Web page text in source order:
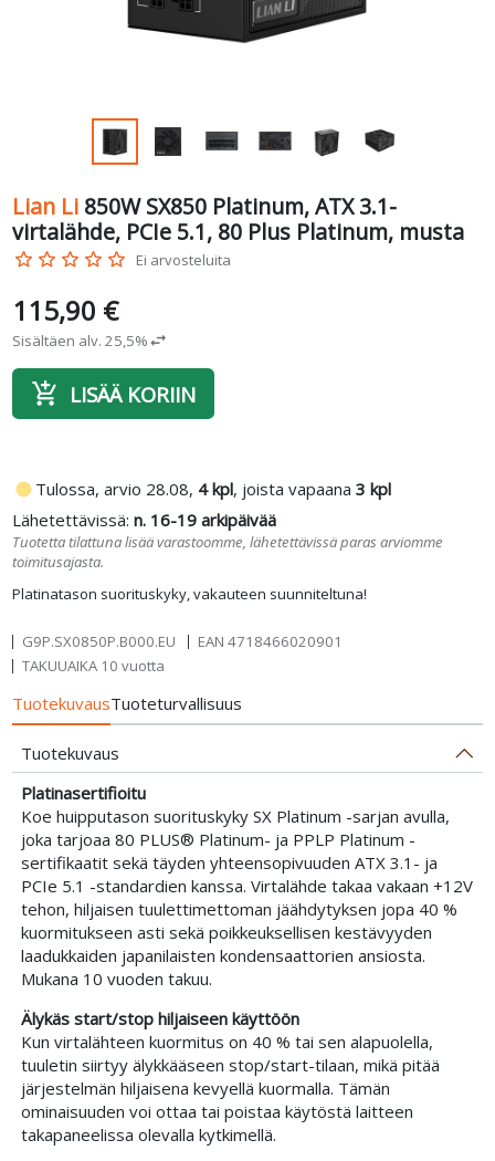
Lian Li 850W SX850 Platinum, ATX 3.1-
virtalähde, PCIe 5.1, 80 Plus Platinum, musta
star_border star_border star_border star_border star_border Ei arvosteluita
Platinatason suorituskyky, vakauteen suunniteltuna!
115,90 €
Sisältäen alv. 25,5%swap_horiz
add_shopping_cart LISÄÄ KORIIN
fiber_manual_record Tulossa, arvio 28.08, 4 kpl, joista vapaana3 kpl
Lähetettävissä:n. 16-19 arkipäivää
Tuotetta tilattuna lisää varastoomme, lähetettävissä paras arviomme
toimitusajasta.
G9P.SX0850P.B000.EU EAN 4718466020901
TAKUUAIKA 10 vuotta
TuotekuvausTuoteturvallisuus
Tuotekuvaus
Platinasertifioitu
Koe huipputason suorituskyky SX Platinum -sarjan avulla,
joka tarjoaa 80 PLUS® Platinum- ja PPLP Platinum -
sertifikaatit sekä täyden yhteensopivuuden ATX 3.1- ja
PCIe 5.1 -standardien kanssa. Virtalähde takaa vakaan +12V
tehon, hiljaisen tuulettimettoman jäähdytyksen jopa 40 %
kuormitukseen asti sekä poikkeuksellisen kestävyyden
laadukkaiden japanilaisten kondensaattorien ansiosta.
Mukana 10 vuoden takuu.
Älykäs start/stop hiljaiseen käyttöön
Kun virtalähteen kuormitus on 40 % tai sen alapuolella,
tuuletin siirtyy älykkääseen stop/start-tilaan, mikä pitää
järjestelmän hiljaisena kevyellä kuormalla. Tämän
ominaisuuden voi ottaa tai poistaa käytöstä laitteen
takapaneelissa olevalla kytkimellä.